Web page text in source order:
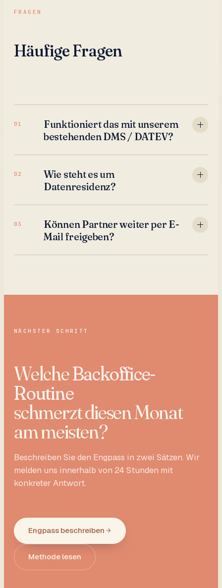
FRAGEN
Häufige Fragen
01
Funktioniert das mit unserem
bestehenden DMS / DATEV?
02
Wie steht es um
Datenresidenz?
03
Können Partner weiter per E-
Mail freigeben?
NÄCHSTER SCHRITT
WelcheBackoffice-
Routine
schmerzt diesen Monat
am meisten?
Beschreiben Sie den Engpass in zwei Sätzen. Wir
melden uns innerhalb von 24 Stunden mit
konkreter Antwort.
Engpass beschreiben
Methode lesen